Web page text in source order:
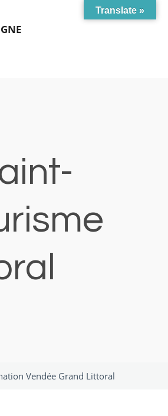
Vendée Grand Littoral
Translate »